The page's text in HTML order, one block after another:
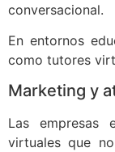
conversacional.
En entornos
como tutores
Marketing y
Las empresas
virtuales que